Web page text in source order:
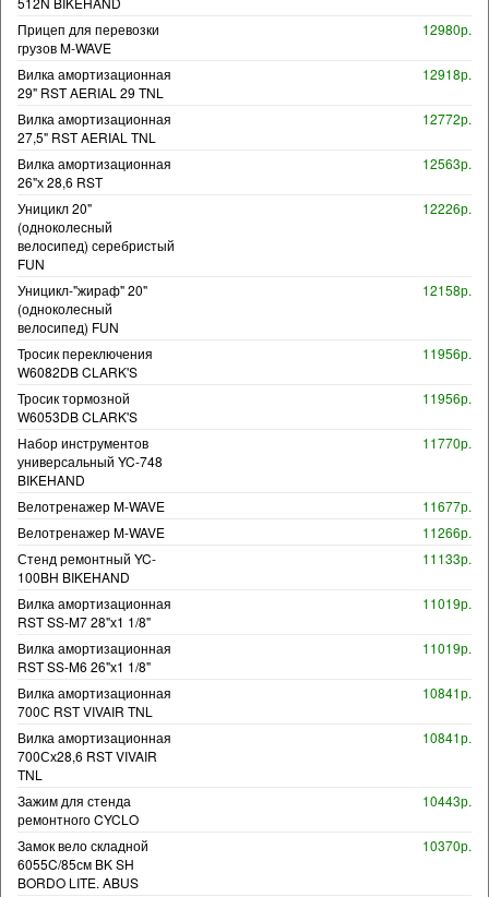
Прицеп для перевозки
грузов M-WAVE
12980р.
Вилка амортизационная
29" RST AERIAL 29 TNL
12918р.
Вилка амортизационная
27,5" RST AERIAL TNL
12772р.
Вилка амортизационная
26"х 28,6 RST
12563р.
Уницикл 20"
(одноколесный
велосипед) серебристый
FUN
12226р.
Уницикл-"жираф" 20"
(одноколесный
велосипед) FUN
12158р.
Тросик переключения
W6082DB CLARK'S
11956р.
Тросик тормозной
W6053DB CLARK'S
11956р.
Набор инструментов
универсальный YC-748
BIKEHAND
11770р.
Велотренажер M-WAVE
11677р.
Велотренажер M-WAVE
11266р.
Стенд ремонтный YC-
100BH BIKEHAND
11133р.
Вилка амортизационная
RST SS-M7 28"х1 1/8"
11019р.
Вилка амортизационная
RST SS-M6 26"х1 1/8"
11019р.
Вилка амортизационная
700С RST VIVAIR TNL
10841р.
Вилка амортизационная
700Сх28,6 RST VIVAIR
TNL
10841р.
Зажим для стенда
ремонтного CYCLO
10443р.
Замок вело складной
6055C/85см BK SH
BORDO LITE. ABUS
10370р.